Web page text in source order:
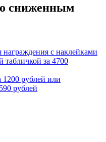
сниженным
с наклейками
табличкой за 4700
1200 рублей или
рублей